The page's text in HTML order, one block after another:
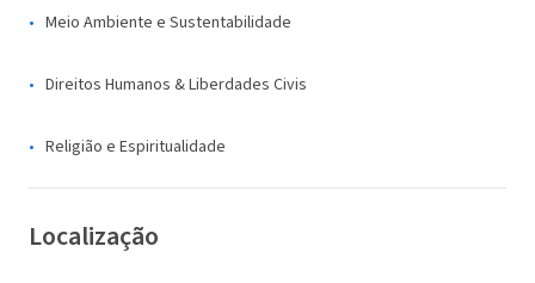
Meio Ambiente e Sustentabilidade
Direitos Humanos & Liberdades Civis
Religião e Espiritualidade
Localização